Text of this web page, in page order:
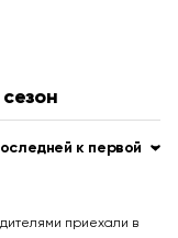
сезон
к первой
приехали в